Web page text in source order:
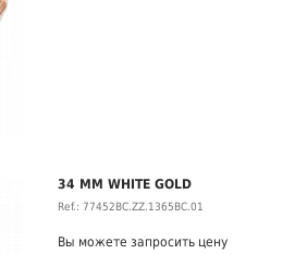
34 MM WHITE GOLD
Ref.: 77452BC.ZZ.1365BC.01
Вы можете запросить цену